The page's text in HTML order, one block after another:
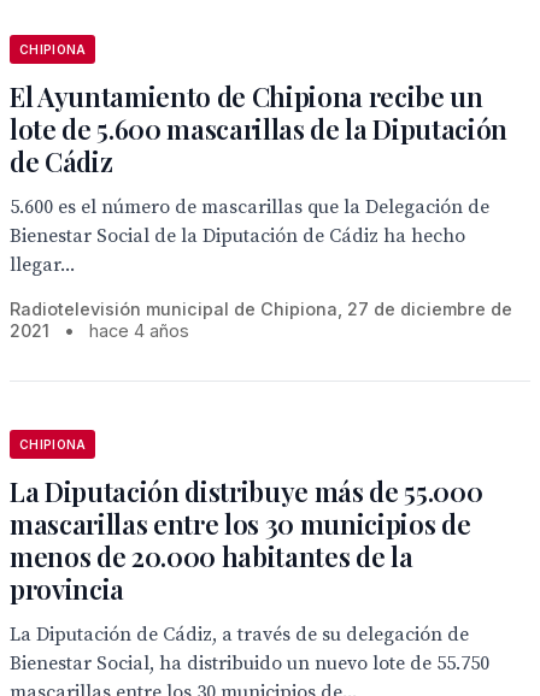
CHIPIONA
El Ayuntamiento de Chipiona recibe un
lote de 5.600 mascarillas de la Diputación
de Cádiz
5.600 es el número de mascarillas que la Delegación de
Bienestar Social de la Diputación de Cádiz ha hecho
llegar...
Radiotelevisión municipal de Chipiona, 27 de diciembre de
2021
• hace 4 años
CHIPIONA
La Diputación distribuye más de 55.000
mascarillas entre los 30 municipios de
menos de 20.000 habitantes de la
provincia
La Diputación de Cádiz, a través de su delegación de
Bienestar Social, ha distribuido un nuevo lote de 55.750